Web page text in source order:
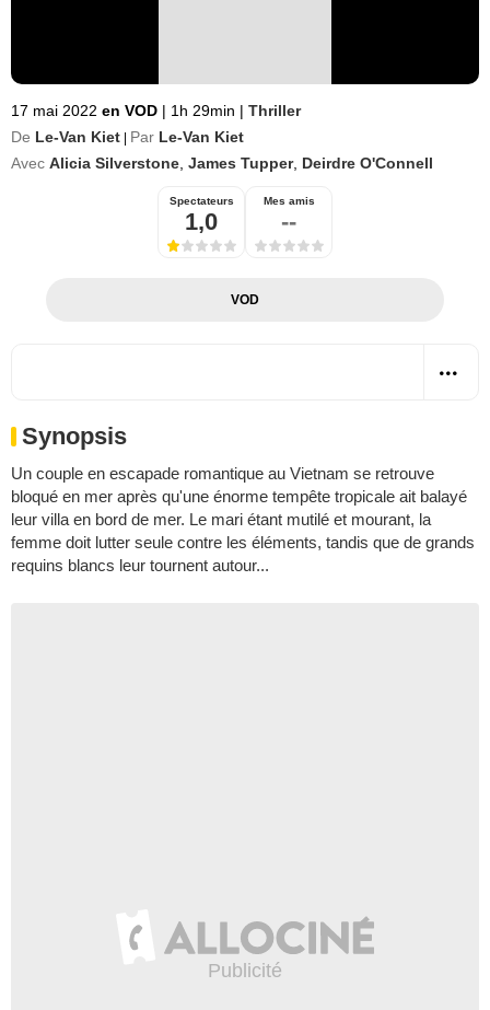
17 mai 2022 en VOD | 1h 29min | Thriller
De Le-Van Kiet Par Le-Van Kiet
Avec Alicia Silverstone James Tupper, Deirdre O'Connell
Spectateurs
1,0
Mes amis
--
VOD
Synopsis
Un couple en escapade romantique au Vietnam se retrouve
bloqué en mer après qu'une énorme tempête tropicale ait balayé
leur villa en bord de mer. Le mari étant mutilé et mourant, la
femme doit lutter seule contre les éléments, tandis que de grands
requins blancs leur tournent autour...